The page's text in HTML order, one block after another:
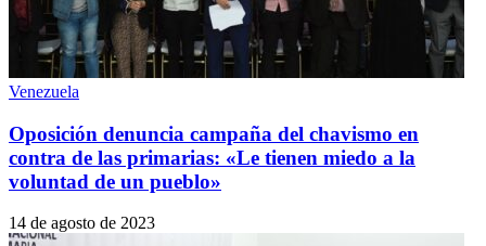
Venezuela
Oposición denuncia campaña del chavismo en
contra de las primarias: «Le tienen miedo a la
voluntad de un pueblo»
14 de agosto de 2023